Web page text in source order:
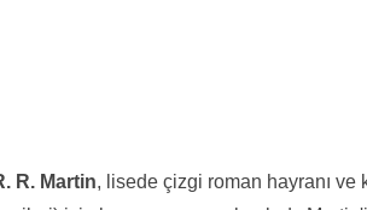
R. Martin, lisede çizgi roman hayranı